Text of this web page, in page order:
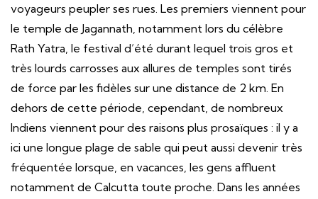
voyageurs peupler ses rues. Les premiers viennent pour
le temple de Jagannath, notamment lors du célèbre
Rath Yatra, le festival d’été durant lequel trois gros et
très lourds carrosses aux allures de temples sont tirés
de force par les fidèles sur une distance de 2 km. En
dehors de cette période, cependant, de nombreux
Indiens viennent pour des raisons plus prosaïques : il y a
ici une longue plage de sable qui peut aussi devenir très
fréquentée lorsque, en vacances, les gens affluent
notamment de Calcutta toute proche. Dans les années